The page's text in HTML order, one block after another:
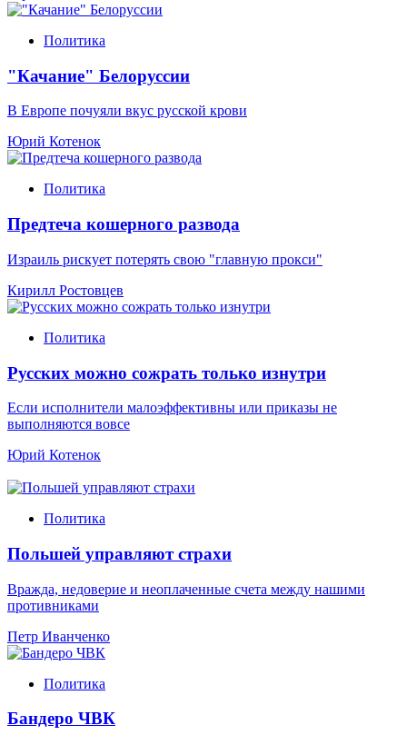
Политика
"Качание" Белоруссии
В Европе почуяли вкус русской крови
Юрий Котенок
Политика
Предтеча кошерного развода
Израиль рискует потерять свою "главную прокси"
Кирилл Ростовцев
Политика
Русских можно сожрать только изнутри
Если исполнители малоэффективны или приказы не
выполняются вовсе
Юрий Котенок
Политика
Польшей управляют страхи
Вражда, недоверие и неоплаченные счета между нашими
противниками
Петр Иванченко
Политика
Бандеро ЧВК